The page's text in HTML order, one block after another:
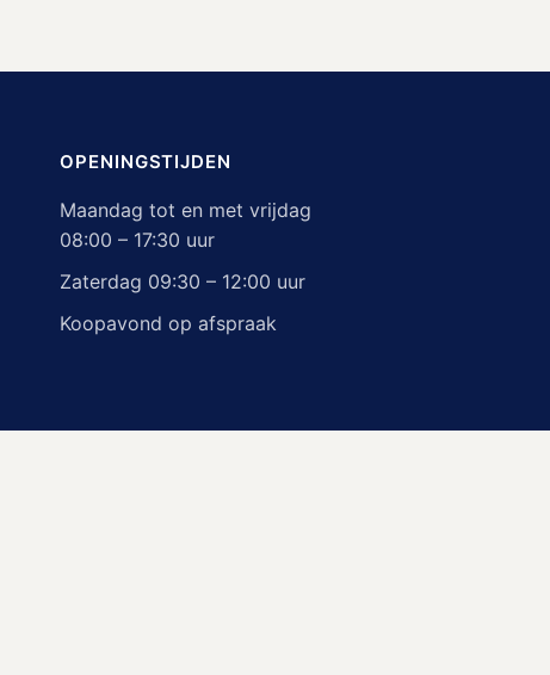
OPENINGSTIJDEN
Maandag tot en met vrijdag
08:00 – 17:30 uur
Zaterdag 09:30 – 12:00 uur
Koopavond op afspraak